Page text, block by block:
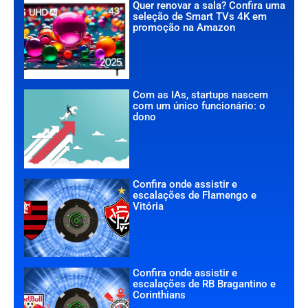
Quer renovar a sala? Confira uma
seleção de Smart TVs 4K em
promoção na Amazon
Com as IAs, startups nascem
com um único funcionário: o
dono
Confira onde assistir e
escalações de Flamengo e
Vitória
Confira onde assistir e
escalações de RB Bragantino e
Corinthians